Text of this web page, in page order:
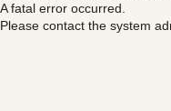
A fatal error occurred.
Please contact the system